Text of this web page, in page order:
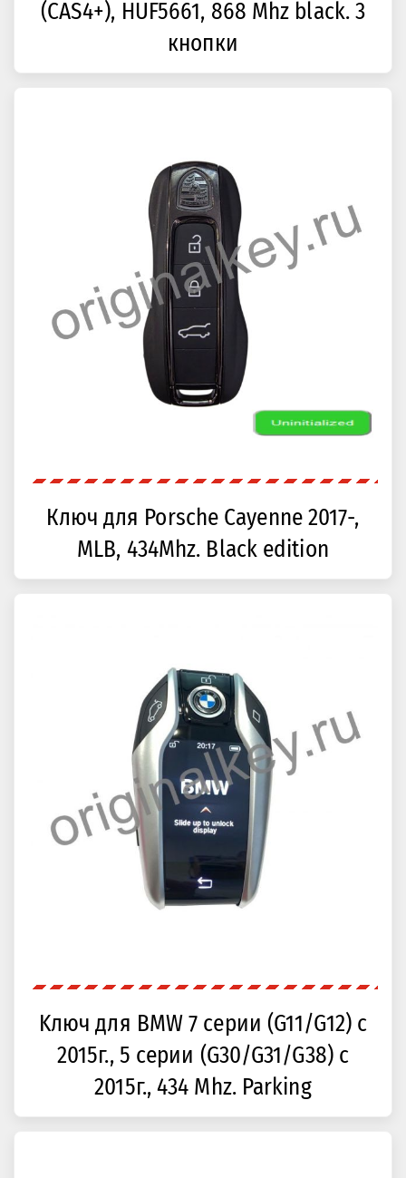
(CAS4+), HUF5661, 868 Mhz black. 3
кнопки
Ключ для Porsche Cayenne 2017-,
MLB, 434Mhz. Black edition
Kлюч для BMW 7 серии (G11/G12) с
2015г., 5 серии (G30/G31/G38) с
2015г., 434 Mhz. Parking